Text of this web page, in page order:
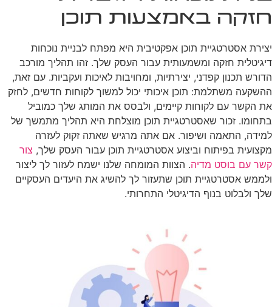
חזקה באמצעות תוכן
יצירת אסטרטגיית תוכן אפקטיבית היא מפתח לבניית נוכחות
דיגיטלית חזקה ומשמעותית עבור העסק שלך. זהו תהליך מורכב
הדורש תכנון קפדני, יצירתיות, ומחויבות לאיכות ועקביות. עם זאת,
ההשקעה משתלמת: תוכן איכותי יכול למשוך לקוחות חדשים, לחזק
את הקשר עם לקוחות קיימים, ולבסס את המותג שלך כמוביל
בתחומו. זכור שאסטרטגיית תוכן מוצלחת היא תהליך מתמשך של
למידה, התאמה ושיפור. אם אתה מרגיש שאתה זקוק לעזרה
מקצועית בפיתוח וביצוע אסטרטגיית תוכן עבור העסק שלך, צור
קשר עם בוסט מדיה. הצוות המומחה שלנו ישמח לעזור לך ליצור
ולממש אסטרטגיית תוכן שתעזור לך להשיג את היעדים העסקיים
שלך ולבלוט בנוף הדיגיטלי התחרותי.